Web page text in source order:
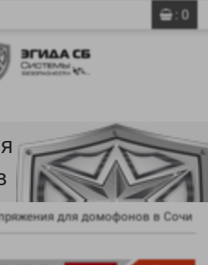
: 0
для домофонов в Сочи